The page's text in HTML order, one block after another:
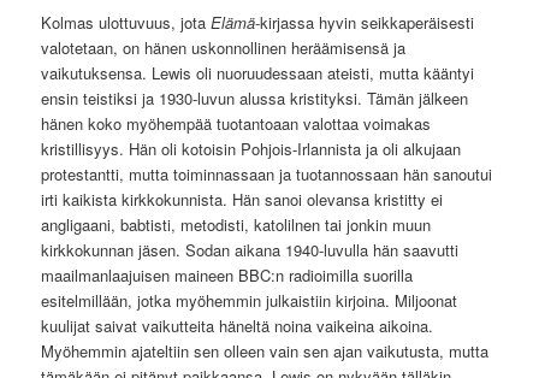
Kolmas ulottuvuus, jotaElämä-kirjassa hyvin seikkaperäisesti
valotetaan, on hänen uskonnollinen heräämisensä ja
vaikutuksensa. Lewis oli nuoruudessaan ateisti, mutta kääntyi
ensin teistiksi ja 1930-luvun alussa kristityksi. Tämän jälkeen
hänen koko myöhempää tuotantoaan valottaa voimakas
kristillisyys. Hän oli kotoisin Pohjois-Irlannista ja oli alkujaan
protestantti, mutta toiminnassaan ja tuotannossaan hän sanoutui
irti kaikista kirkkokunnista. Hän sanoi olevansa kristitty ei
angligaani, babtisti, metodisti, katolilnen tai jonkin muun
kirkkokunnan jäsen. Sodan aikana 1940-luvulla hän saavutti
maailmanlaajuisen maineen BBC:n radioimilla suorilla
esitelmillään, jotka myöhemmin julkaistiin kirjoina. Miljoonat
kuulijat saivat vaikutteita häneltä noina vaikeina aikoina.
Myöhemmin ajateltiin sen olleen vain sen ajan vaikutusta, mutta